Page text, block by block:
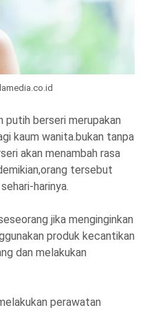
putih berseri merupakan
kaum wanita.bukan tanpa
akan menambah rasa
tersebut
harinya.
jika menginginkan
produk kecantikan
dan melakukan
perawatan